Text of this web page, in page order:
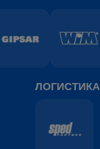
ЛОГИСТИКА